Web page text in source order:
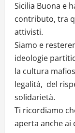
Sicilia Buona e
contributo, tra
attivisti.
Siamo e
ideologie
la cultura
legalità, del
solidarietà.
Ti ricordiamo
aperta anche ai